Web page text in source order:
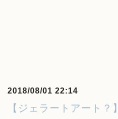
2018/08/01 22:14
【ジェラートアート？】